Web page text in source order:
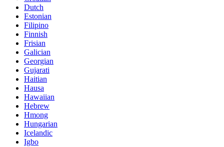
Dutch
Estonian
Filipino
Finnish
Frisian
Galician
Georgian
Gujarati
Haitian
Hausa
Hawaiian
Hebrew
Hmong
Hungarian
Icelandic
Igbo